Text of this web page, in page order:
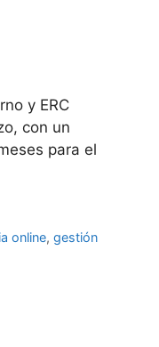
y ERC
con un
para el
online,gestión